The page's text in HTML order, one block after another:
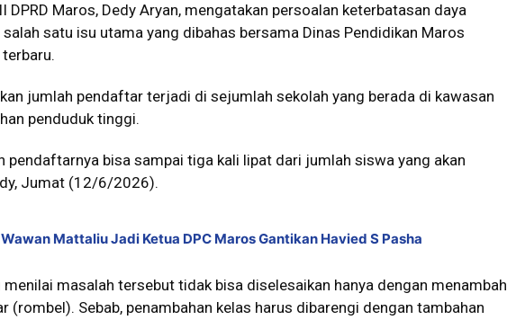
DPRD Maros, Dedy Aryan, mengatakan persoalan keterbatasan daya
satu isu utama yang dibahas bersama Dinas Pendidikan Maros
jumlah pendaftar terjadi di sejumlah sekolah yang berada di kawasan
penduduk tinggi.
pendaftarnya bisa sampai tiga kali lipat dari jumlah siswa yang akan
Jumat (12/6/2026).
Wawan Mattaliu Jadi Ketua DPC Maros Gantikan Havied S Pasha
masalah tersebut tidak bisa diselesaikan hanya dengan menambah
(rombel). Sebab, penambahan kelas harus dibarengi dengan tambahan